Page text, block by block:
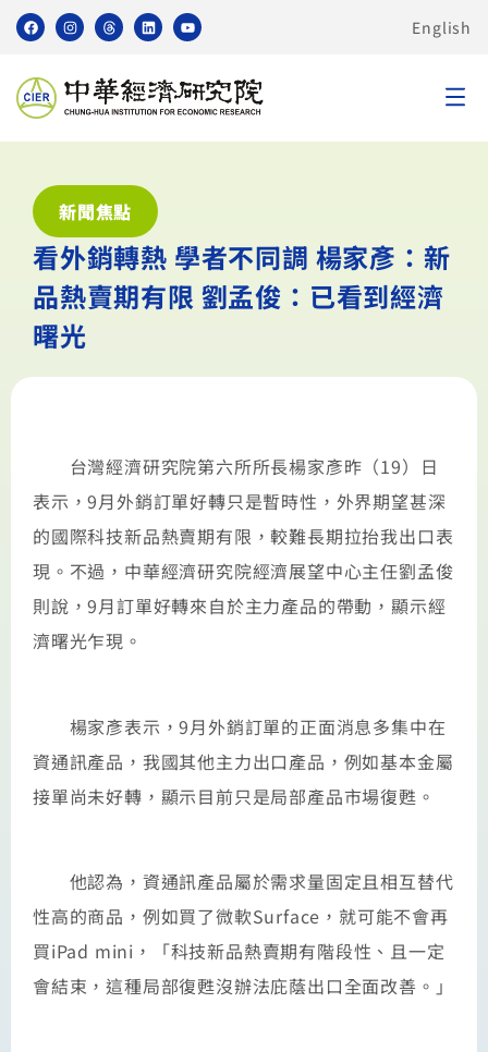
English
新聞焦點
看外銷轉熱 學者不同調 楊家彥：新
品熱賣期有限 劉孟俊：已看到經濟
曙光
台灣經濟研究院第六所所長楊家彥昨（19）日
表示，9月外銷訂單好轉只是暫時性，外界期望甚深
的國際科技新品熱賣期有限，較難長期拉抬我出口表
現。不過，中華經濟研究院經濟展望中心主任劉孟俊
則說，9月訂單好轉來自於主力產品的帶動，顯示經
濟曙光乍現。
楊家彥表示，9月外銷訂單的正面消息多集中在
資通訊產品，我國其他主力出口產品，例如基本金屬
接單尚未好轉，顯示目前只是局部產品市場復甦。
他認為，資通訊產品屬於需求量固定且相互替代
性高的商品，例如買了微軟Surface，就可能不會再
買iPad mini，「科技新品熱賣期有階段性、且一定
會結束，這種局部復甦沒辦法庇蔭出口全面改善。」